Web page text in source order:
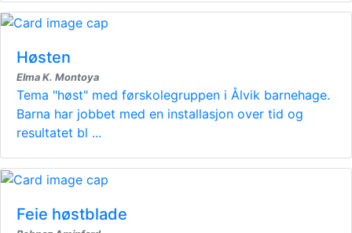
Høsten
Elma K. Montoya
Tema "høst" med førskolegruppen i Ålvik barnehage.
Barna har jobbet med en installasjon over tid og
resultatet bl ...
Feie høstblade